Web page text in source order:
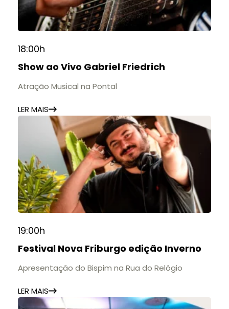
formação de gerações.
📍 Casarão Julius Arp
📅 Até 30 de setembro
11h às 17h
🎟️ Entrada gratuita.
18:00h
Show ao Vivo Gabriel Friedrich
Atração Musical na Pontal
LER MAIS
19:00h
Festival Nova Friburgo edição Inverno
Apresentação do Bispim na Rua do Relógio
LER MAIS